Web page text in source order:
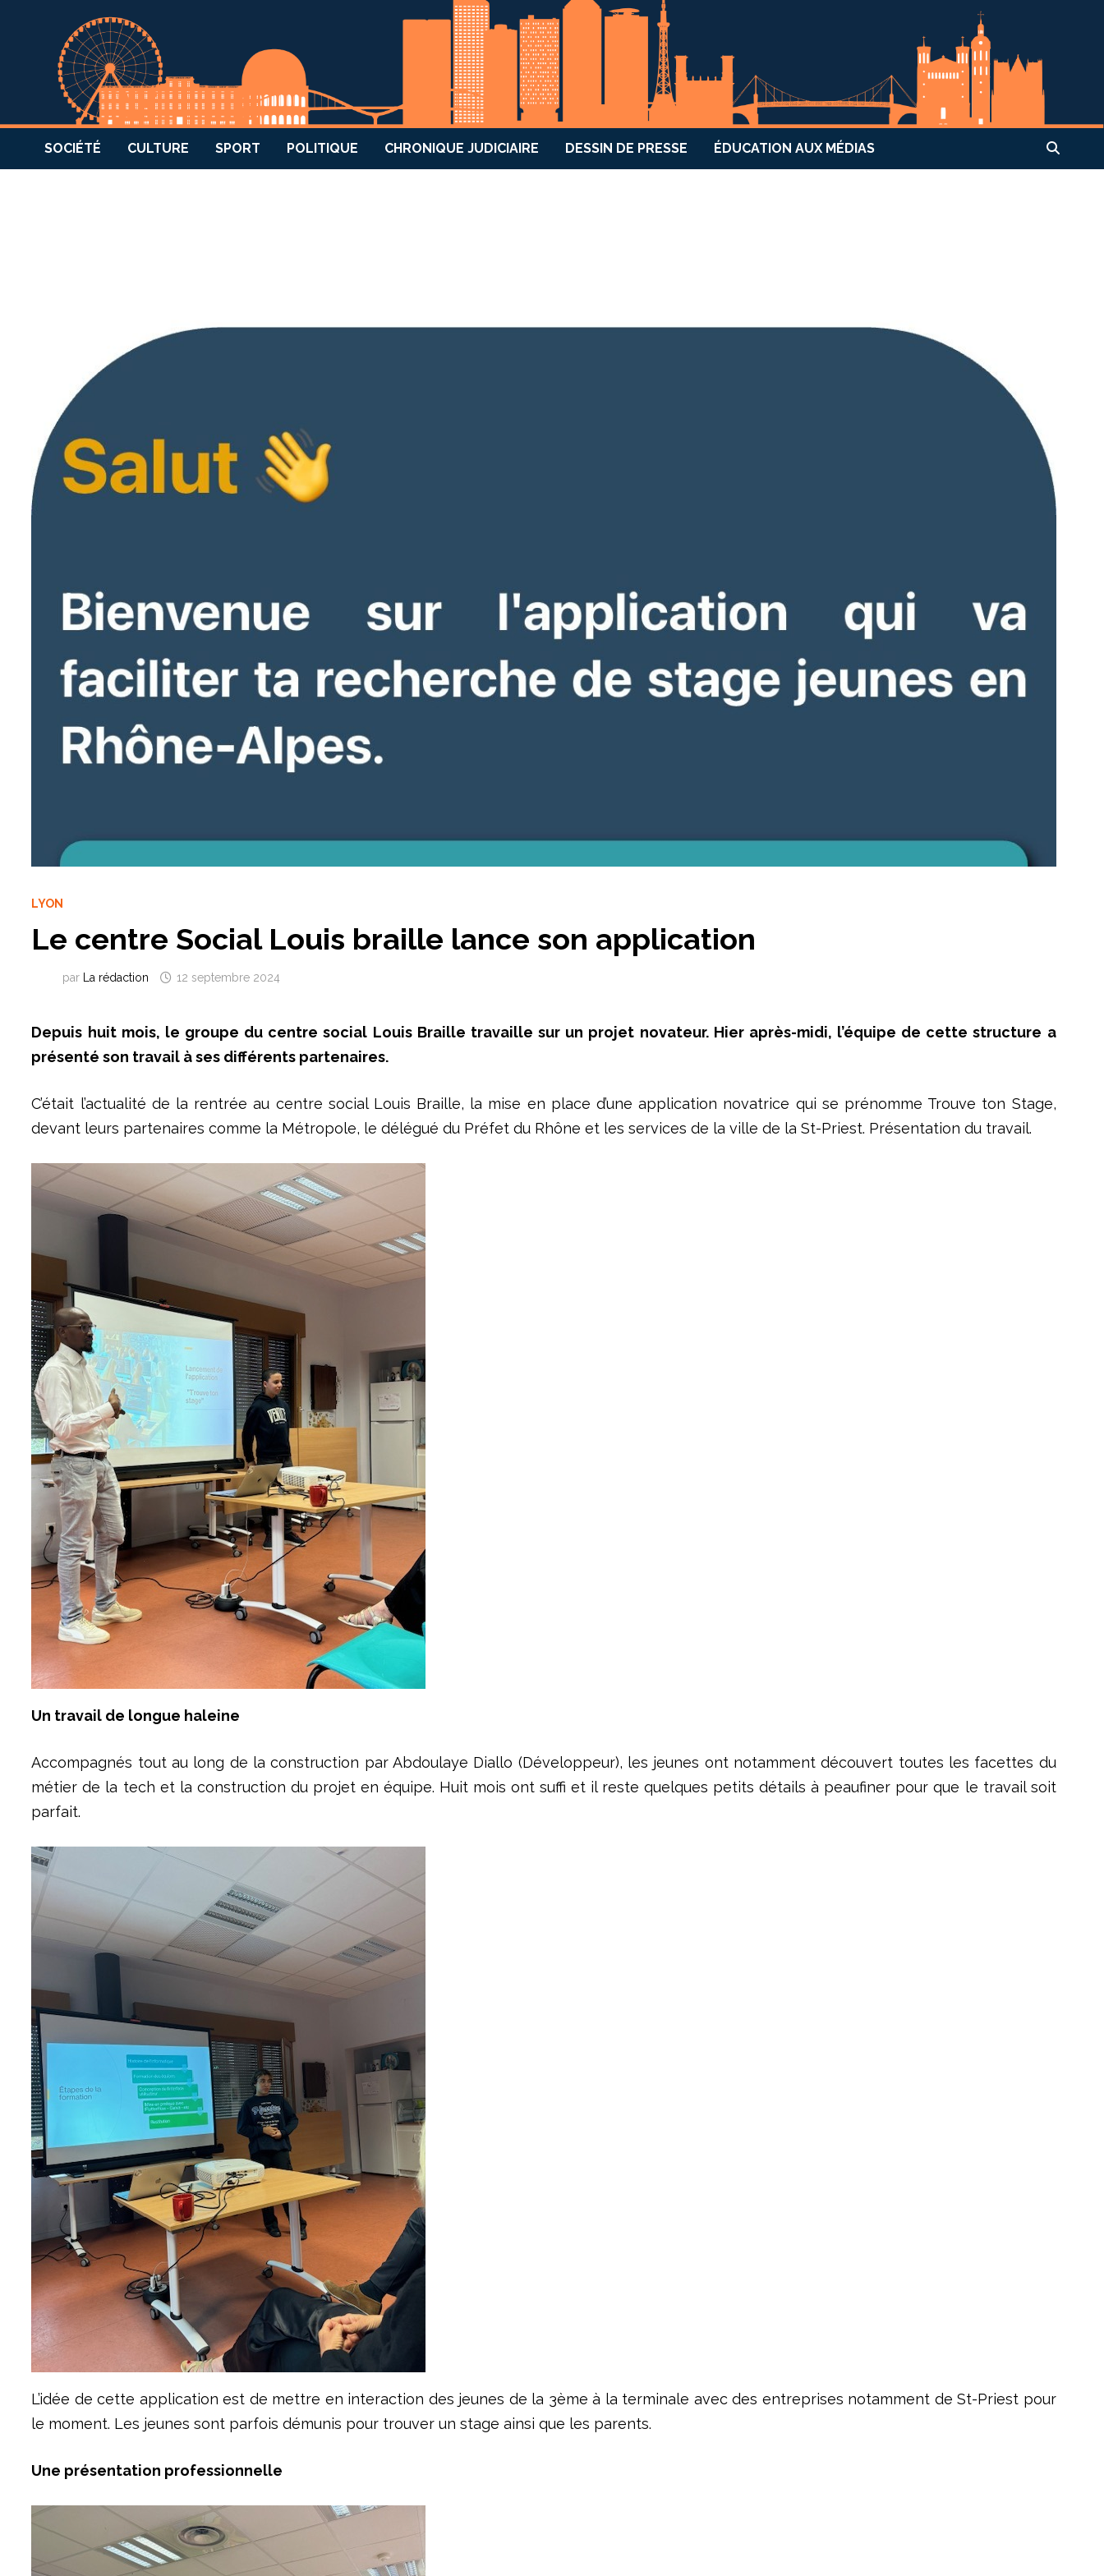
SOCIÉTÉ CULTURE SPORT POLITIQUE CHRONIQUE JUDICIAIRE DESSIN DE PRESSE ÉDUCATION AUX MÉDIAS
LYON
Le centre Social Louis braille lance son application
par La rédaction 12 septembre 2024
Depuis huit mois, le groupe du centre social Louis Braille travaille sur un projet novateur. Hier après-midi, l’équipe de cette structure a
présenté son travail à ses différents partenaires.
C’était l’actualité de la rentrée au centre social Louis Braille, la mise en place d’une application novatrice qui se prénomme Trouve ton Stage,
devant leurs partenaires comme la Métropole, le délégué du Préfet du Rhône et les services de la ville de la St-Priest. Présentation du travail.
Un travail de longue haleine
Accompagnés tout au long de la construction par Abdoulaye Diallo (Développeur), les jeunes ont notamment découvert toutes les facettes du
métier de la tech et la construction du projet en équipe. Huit mois ont suffi et il reste quelques petits détails à peaufiner pour que le travail soit
parfait.
L’idée de cette application est de mettre en interaction des jeunes de la 3ème à la terminale avec des entreprises notamment de St-Priest pour
le moment. Les jeunes sont parfois démunis pour trouver un stage ainsi que les parents.
Une présentation professionnelle